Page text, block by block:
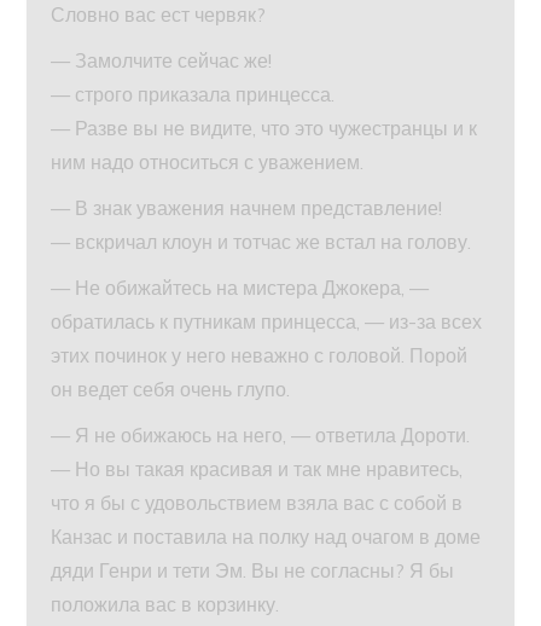
Словно вас ест червяк?
— Замолчите сейчас же!
— строго приказала принцесса.
— Разве вы не видите, что это чужестранцы и к
ним надо относиться с уважением.
— В знак уважения начнем представление!
— вскричал клоун и тотчас же встал на голову.
— Не обижайтесь на мистера Джокера, —
обратилась к путникам принцесса, — из-за всех
этих починок у него неважно с головой. Порой
он ведет себя очень глупо.
— Я не обижаюсь на него, — ответила Дороти.
— Но вы такая красивая и так мне нравитесь,
что я бы с удовольствием взяла вас с собой в
Канзас и поставила на полку над очагом в доме
дяди Генри и тети Эм. Вы не согласны? Я бы
положила вас в корзинку.